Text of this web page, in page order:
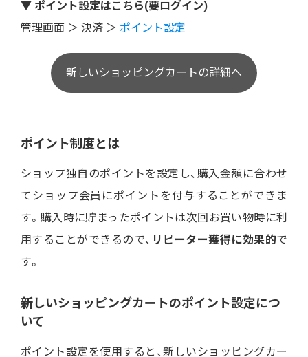
▼ ポイント設定はこちら(要ログイン)
管理画面 ＞ 決済 ＞ ポイント設定
新しいショッピングカートの詳細へ
ポイント制度とは
ショップ独自のポイントを設定し、購入金額に合わせ
てショップ会員にポイントを付与することができま
す。購入時に貯まったポイントは次回お買い物時に利
用することができるので、 リピーター獲得に効果的で
す。
新しいショッピングカートのポイント設定につ
いて
ポイント設定を使用すると、新しいショッピングカー